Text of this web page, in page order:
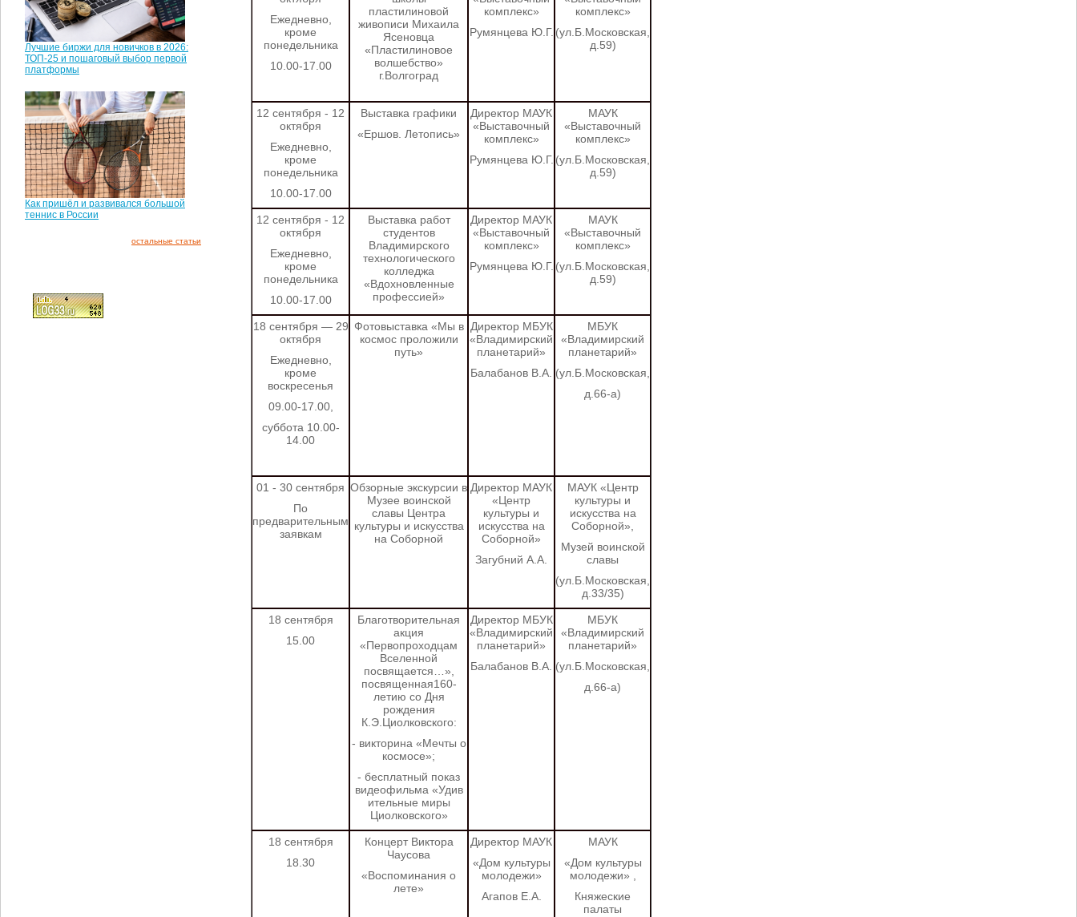
Лучшие биржи для новичков в 2026:
ТОП-25 и пошаговый выбор первой
платформы
Как пришёл и развивался большой
теннис в России
остальные статьи
Ежедневно,
кроме
понедельника
10.00-17.00
пластилиновой
живописи Михаила
Ясеновца
«Пластилиновое
волшебство»
г.Волгоград
комплекс»
Румянцева Ю.Г.
комплекс»
(ул.Б.Московская,
д.59)
12 сентября - 12
октября
Ежедневно,
кроме
понедельника
10.00-17.00
Выставка графики
«Ершов. Летопись»
Директор МАУК
«Выставочный
комплекс»
Румянцева Ю.Г.
МАУК
«Выставочный
комплекс»
(ул.Б.Московская,
д.59)
12 сентября - 12
октября
Ежедневно,
кроме
понедельника
10.00-17.00
Выставка работ
студентов
Владимирского
технологического
колледжа
«Вдохновленные
профессией»
Директор МАУК
«Выставочный
комплекс»
Румянцева Ю.Г.
МАУК
«Выставочный
комплекс»
(ул.Б.Московская,
д.59)
18 сентября — 29
октября
Ежедневно,
кроме
воскресенья
09.00-17.00,
суббота 10.00-
14.00
Фотовыставка «Мы в
космос проложили
путь»
Директор МБУК
«Владимирский
планетарий»
Балабанов В.А.
МБУК
«Владимирский
планетарий»
(ул.Б.Московская,
д.66-а)
01 - 30 сентября
По
предварительным
заявкам
Обзорные экскурсии в
Музее воинской
славы Центра
культуры и искусства
на Соборной
Директор МАУК
«Центр
культуры и
искусства на
Соборной»
Загубний А.А.
МАУК «Центр
культуры и
искусства на
Соборной»,
Музей воинской
славы
(ул.Б.Московская,
д.33/35)
18 сентября
15.00
Благотворительная
акция
«Первопроходцам
Вселенной
посвящается…»,
посвященная160-
летию со Дня
рождения
К.Э.Циолковского:
- викторина «Мечты о
космосе»;
- бесплатный показ
видеофильма «Удив
ительные миры
Циолковского»
Директор МБУК
«Владимирский
планетарий»
Балабанов В.А.
МБУК
«Владимирский
планетарий»
(ул.Б.Московская,
д.66-а)
18 сентября
18.30
Концерт Виктора
Чаусова
«Воспоминания о
лете»
Директор МАУК
«Дом культуры
молодежи»
Агапов Е.А.
МАУК
«Дом культуры
молодежи»
Княжеские
палаты